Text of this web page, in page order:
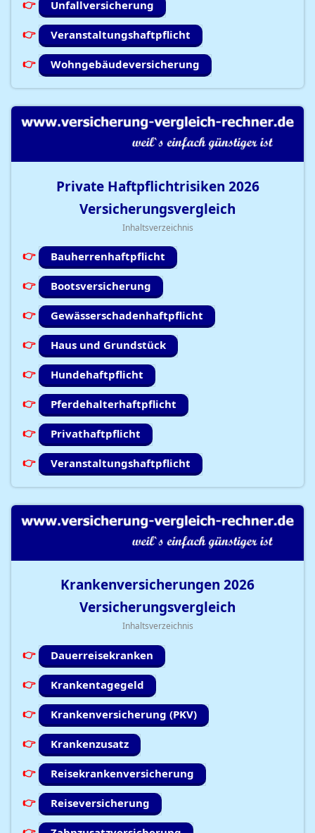
Unfallversicherung
Veranstaltungshaftpflicht
Wohngebäudeversicherung
Private Haftpflichtrisiken 2026
Versicherungsvergleich
Inhaltsverzeichnis
Bauherrenhaftpflicht
Bootsversicherung
Gewässerschadenhaftpflicht
Haus und Grundstück
Hundehaftpflicht
Pferdehalterhaftpflicht
Privathaftpflicht
Veranstaltungshaftpflicht
Krankenversicherungen 2026
Versicherungsvergleich
Inhaltsverzeichnis
Dauerreisekranken
Krankentagegeld
Krankenversicherung (PKV)
Krankenzusatz
Reisekrankenversicherung
Reiseversicherung